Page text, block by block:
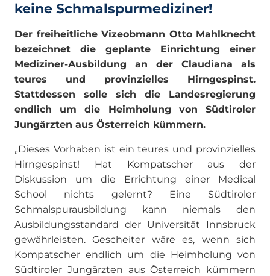
keine Schmalspurmediziner!
Der freiheitliche Vizeobmann Otto Mahlknecht
bezeichnet die geplante Einrichtung einer
Mediziner-Ausbildung an der Claudiana als
teures und provinzielles Hirngespinst.
Stattdessen solle sich die Landesregierung
endlich um die Heimholung von Südtiroler
Jungärzten aus Österreich kümmern.
„Dieses Vorhaben ist ein teures und provinzielles
Hirngespinst! Hat Kompatscher aus der
Diskussion um die Errichtung einer Medical
School nichts gelernt? Eine Südtiroler
Schmalspurausbildung kann niemals den
Ausbildungsstandard der Universität Innsbruck
gewährleisten. Gescheiter wäre es, wenn sich
Kompatscher endlich um die Heimholung von
Südtiroler Jungärzten aus Österreich kümmern